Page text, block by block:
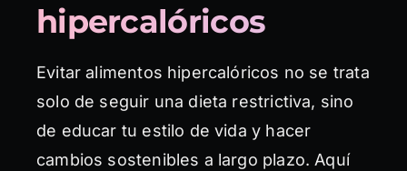
hipercalóricos
Evitar alimentos hipercalóricos no se trata
solo de seguir una dieta restrictiva, sino
de educar tu estilo de vida y hacer
cambios sostenibles a largo plazo. Aquí